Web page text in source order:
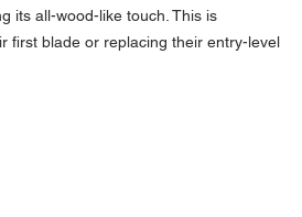
its all-wood-like touch. This is
first blade or replacing their entry-level